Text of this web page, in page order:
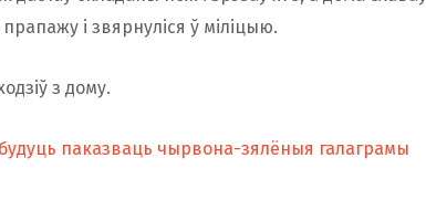
і звярнуліся ў міліцыю.
з дому.
паказваць чырвона-зялёныя галаграмы